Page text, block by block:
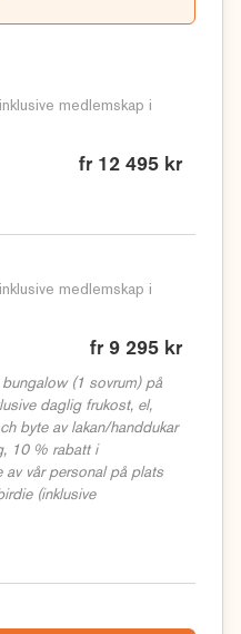
medlemskap i
fr 12 495 kr
medlemskap i
fr 9 295 kr
(1 sovrum) på
daglig frukost, el,
byte av lakan/handdukar
10 % rabatt i
av vår personal på plats
(inklusive